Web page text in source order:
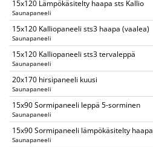
15x120 Lämpökäsitelty haapa sts Kallio
Saunapaneeli
15x120 Kalliopaneeli sts3 haapa (vaalea)
Saunapaneeli
15x120 Kalliopaneeli sts3 tervaleppä
Saunapaneeli
20x170 hirsipaneeli kuusi
Saunapaneeli
15x90 Sormipaneeli leppä 5-sorminen
Saunapaneeli
15x90 Sormipaneeli lämpökäsitelty
Saunapaneeli